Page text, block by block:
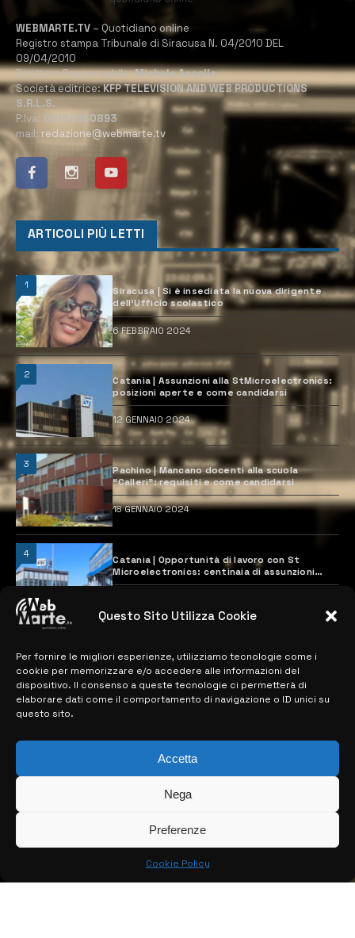
Questo Sito Utilizza Cookie
Per fornire le migliori esperienze, utilizziamo tecnologie come i
cookie per memorizzare e/o accedere alle informazioni del
dispositivo. Il consenso a queste tecnologie ci permetterà di
elaborare dati come il comportamento di navigazione o ID unici su
questo sito.
Accetta
Nega
Preferenze
Cookie Policy
WEBMARTE.TV – Quotidiano online
Registro stampa Tribunale di Siracusa N. 04/2010 DEL
09/04/2010
Direttore Responsabile:Michele Accolla
Società editrice:KFP TELEVISION AND WEB PRODUCTIONS
S.R.L.S.
P.Iva: 02184950893
mail: redazione@webmarte.tv
ARTICOLI PIÙ LETTI
1
Siracusa | Si è insediata la nuova dirigente
dell’Ufficio scolastico
6 FEBBRAIO 2024
2
Catania | Assunzioni alla StMicroelectronics:
posizioni aperte e come candidarsi
12 GENNAIO 2024
3
Pachino | Mancano docenti alla scuola
“Calleri”: requisiti e come candidarsi
18 GENNAIO 2024
4
Catania | Opportunità di lavoro con St
Microelectronics: centinaia di assunzioni
previste
MAPPA DEL SITO
> NOTIZIE